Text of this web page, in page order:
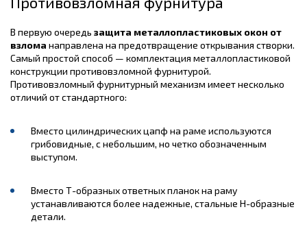
В первую очередь защита металлопластиковых окон от
взлома направлена на предотвращение открывания створки.
Самый простой способ — комплектация металлопластиковой
конструкции противовзломной фурнитурой.
Противовзломный фурнитурный механизм имеет несколько
отличий от стандартного:
Вместо цилиндрических цапф на раме используются
грибовидные, с небольшим, но четко обозначенным
выступом.
Вместо Т-образных ответных планок на раму
устанавливаются более надежные, стальные Н-образные
детали.